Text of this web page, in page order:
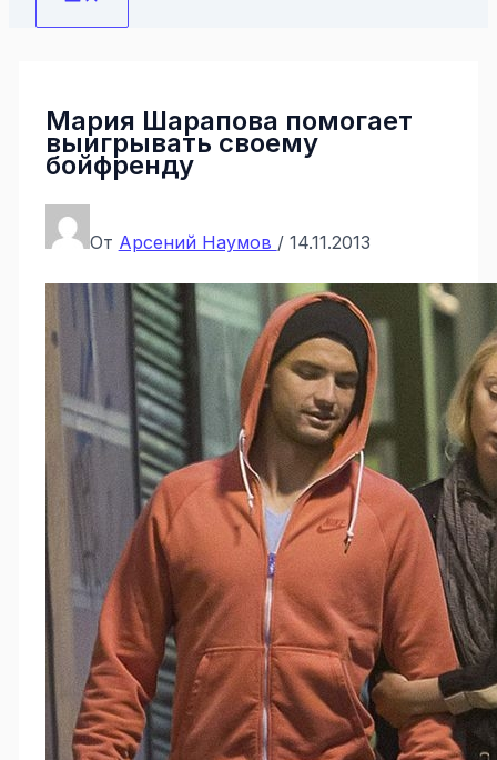
Мария Шарапова помогает
выигрывать своему
бойфренду
От Арсений Наумов / 14.11.2013